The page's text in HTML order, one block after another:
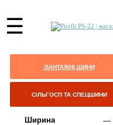
☰
ВАНТАЖНІ ШИНИ
СІЛЬГОСП ТА СПЕЦШИНИ
Ширина